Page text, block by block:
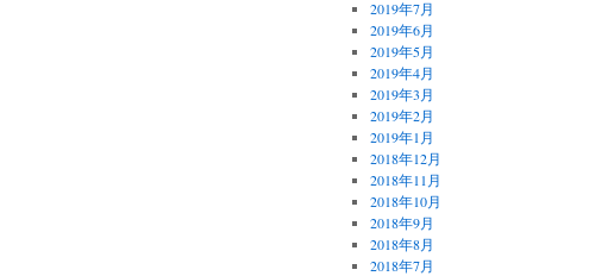
2019年7月
2019年6月
2019年5月
2019年4月
2019年3月
2019年2月
2019年1月
2018年12月
2018年11月
2018年10月
2018年9月
2018年8月
2018年7月